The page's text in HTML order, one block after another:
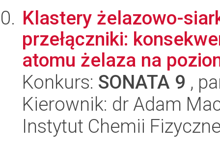
Klastery żelazowo-
przełączniki:
atomu żelaza na
Konkurs: SONATA 9 ,
Kierownik: dr Adam
Instytut Chemii